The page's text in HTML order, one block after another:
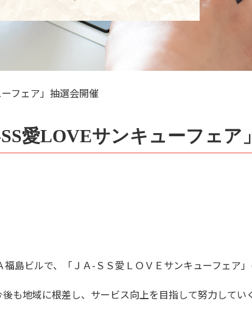
フェア」抽選会開催
愛LOVEサンキューフェア
島ビルで、「ＪＡ-ＳＳ愛ＬＯＶＥサンキューフェア」
も地域に根差し、サービス向上を目指して努力してい